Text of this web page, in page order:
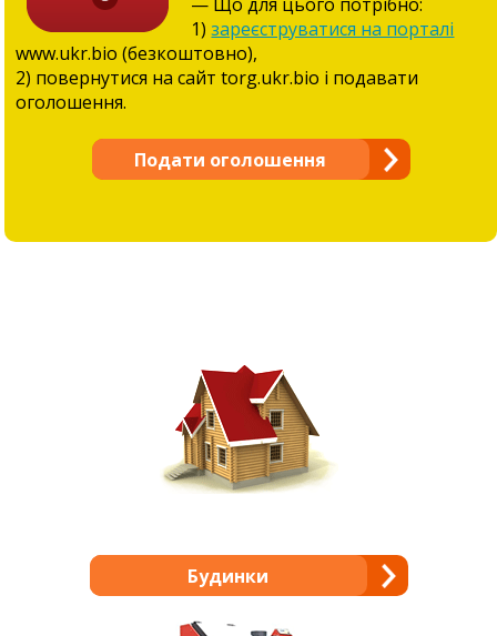
1)зареєструватися на порталі
www.ukr.bio (безкоштовно),
2) повернутися на сайт torg.ukr.bio і подавати
оголошення.
Подати оголошення
Будинки